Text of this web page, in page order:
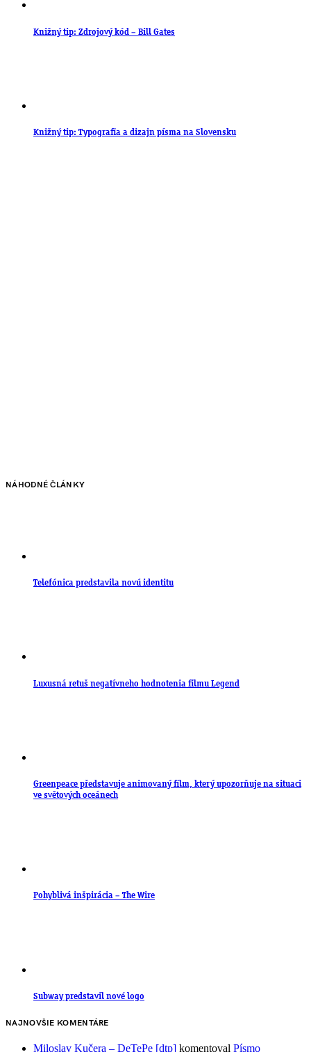
Knižný tip: Zdrojový kód – Bill Gates
Knižný tip: Typografia a dizajn písma na Slovensku
NÁHODNÉ ČLÁNKY
Telefónica predstavila novú identitu
Luxusná retuš negatívneho hodnotenia filmu Legend
Greenpeace představuje animovaný film, který upozorňuje na situaci
ve světových oceánech
Pohyblivá inšpirácia – The Wire
Subway predstavil nové logo
NAJNOVŠIE KOMENTÁRE
Miloslav Kučera – DeTePe [dtp] komentoval Písmo